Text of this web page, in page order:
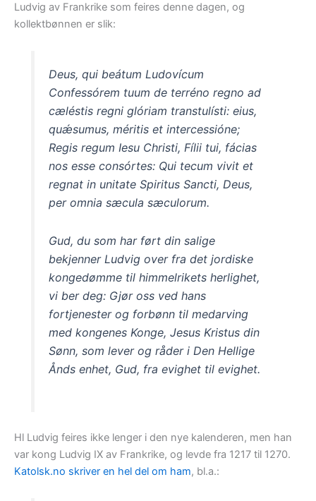
Ludvig av Frankrike som feires denne dagen, og
kollektbønnen er slik:
Deus, qui beátum Ludovícum
Confessórem tuum de terréno regno ad
cæléstis regni glóriam transtulísti: eius,
quǽsumus, méritis et intercessióne;
Regis regum Iesu Christi, Fílii tui, fácias
nos esse consórtes: Qui tecum vivit et
regnat in unitate Spiritus Sancti, Deus,
per omnia sæcula sæculorum.
Gud, du som har ført din salige
bekjenner Ludvig over fra det jordiske
kongedømme til himmelrikets herlighet,
vi ber deg: Gjør oss ved hans
fortjenester og forbønn til medarving
med kongenes Konge, Jesus Kristus din
Sønn, som lever og råder i Den Hellige
Ånds enhet, Gud, fra evighet til evighet.
Hl Ludvig feires ikke lenger i den nye kalenderen, men han
var kong Ludvig IX av Frankrike, og levde fra 1217 til 1270.
Katolsk.no skriver en hel del om ham, bl.a.: